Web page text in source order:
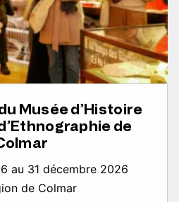
Musée d’Histoire
de
au 31 décembre 2026
de Colmar